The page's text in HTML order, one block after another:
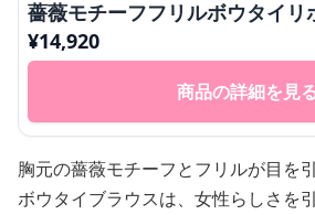
薔薇モチーフフリルボウタイリ
¥14,920
商品の詳細を見
胸元の薔薇モチーフとフリルが目を
ボウタイブラウスは、女性らしさを